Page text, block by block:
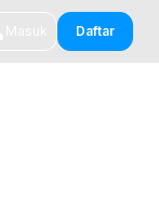
Daftar